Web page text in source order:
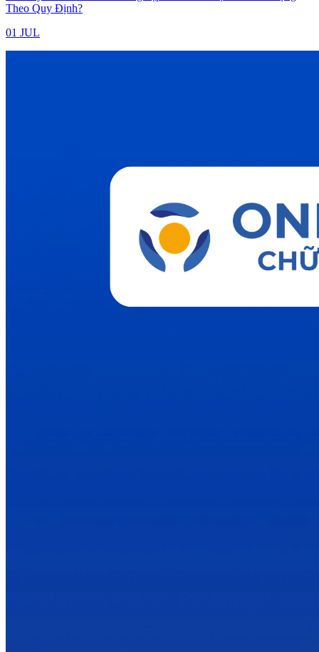
Theo Quy Định?
01 JUL